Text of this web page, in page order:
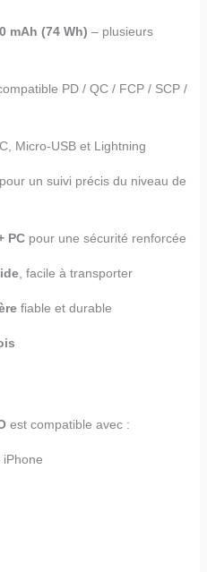
mAh (74 Wh) – plusieurs
PD / QC / FCP / SCP /
Micro-USB et Lightning
un suivi précis du niveau de
PCpour une sécurité renforcée
, facile à transporter
fiable et durable
est compatible avec :
iPhone